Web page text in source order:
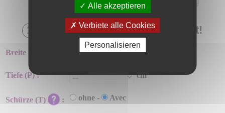
1 - Konfigurieren Sie Ihr Produkt!
Breite cm
Tiefe (P): cm
Schürze (T) : ohne - Avec
Alle akzeptieren
Verbiete alle Cookies
Personalisieren